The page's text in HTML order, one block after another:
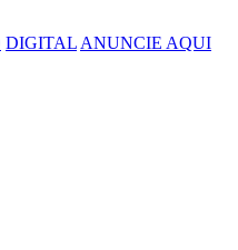
DIGITAL ANUNCIE AQUI